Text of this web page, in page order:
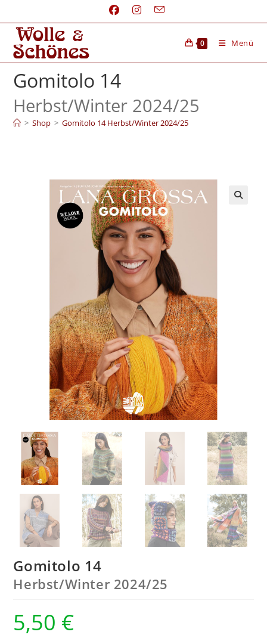
0 Menü
Gomitolo 14
Herbst/Winter 2024/25
> Shop > Gomitolo 14 Herbst/Winter 2024/25
Gomitolo 14
Herbst/Winter 2024/25
5,50 €